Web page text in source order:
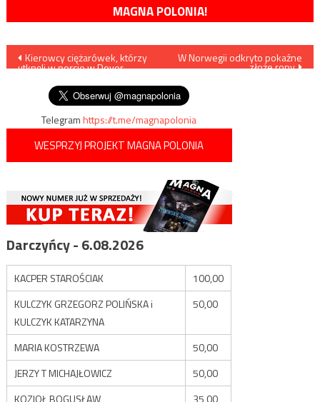
MAGNA POLONIA!
Nawigacja
wpisu
Kierowcy ciężarówek, którzy
utknęli w porcie w Dover,
W Norwegii odkryto pokaźne
złoże ropy
Telegramhttps://t.me/magnapolonia
WESPRZYJ PROJEKT MAGNA POLONIA
Darczyńcy - 6.08.2026
KACPER STAROŚCIAK
100,00
KULCZYK GRZEGORZ POLIŃSKA i
KULCZYK KATARZYNA
50,00
MARIA KOSTRZEWA
50,00
JERZY T MICHAJŁOWICZ
50,00
KOZIOŁ BOGUSŁAW
35,00